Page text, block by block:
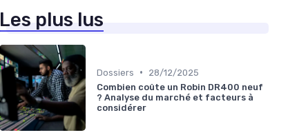
Les plus lus
Dossiers •
28/12/2025
Combien coûte un Robin DR400 neuf
? Analyse du marché et facteurs à
considérer